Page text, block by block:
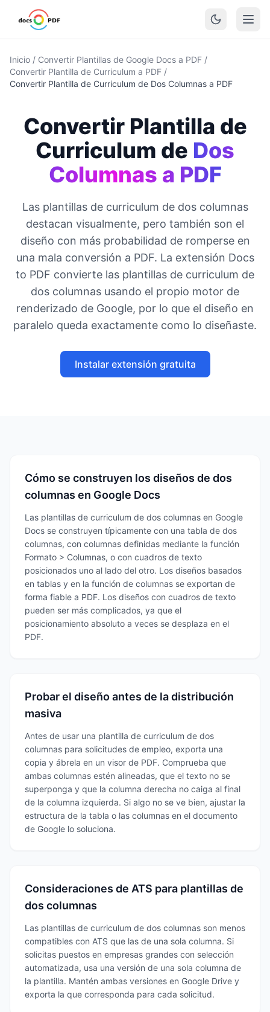
Inicio / Convertir Plantillas de Google Docs a PDF /
Convertir Plantilla de Curriculum a PDF /
Convertir Plantilla de Curriculum de Dos Columnas a PDF
Convertir Plantilla de
Curriculum de Dos
Columnas a PDF
Las plantillas de curriculum de dos columnas
destacan visualmente, pero también son el
diseño con más probabilidad de romperse en
una mala conversión a PDF. La extensión Docs
to PDF convierte las plantillas de curriculum de
dos columnas usando el propio motor de
renderizado de Google, por lo que el diseño en
paralelo queda exactamente como lo diseñaste.
Instalar extensión gratuita
Cómo se construyen los diseños de dos
columnas en Google Docs
Las plantillas de curriculum de dos columnas en Google
Docs se construyen típicamente con una tabla de dos
columnas, con columnas definidas mediante la función
Formato > Columnas, o con cuadros de texto
posicionados uno al lado del otro. Los diseños basados
en tablas y en la función de columnas se exportan de
forma fiable a PDF. Los diseños con cuadros de texto
pueden ser más complicados, ya que el
posicionamiento absoluto a veces se desplaza en el
PDF.
Probar el diseño antes de la distribución
masiva
Antes de usar una plantilla de curriculum de dos
columnas para solicitudes de empleo, exporta una
copia y ábrela en un visor de PDF. Comprueba que
ambas columnas estén alineadas, que el texto no se
superponga y que la columna derecha no caiga al final
de la columna izquierda. Si algo no se ve bien, ajustar la
estructura de la tabla o las columnas en el documento
de Google lo soluciona.
Consideraciones de ATS para plantillas de
dos columnas
Las plantillas de curriculum de dos columnas son menos
compatibles con ATS que las de una sola columna. Si
solicitas puestos en empresas grandes con selección
automatizada, usa una versión de una sola columna de
la plantilla. Mantén ambas versiones en Google Drive y
exporta la que corresponda para cada solicitud.